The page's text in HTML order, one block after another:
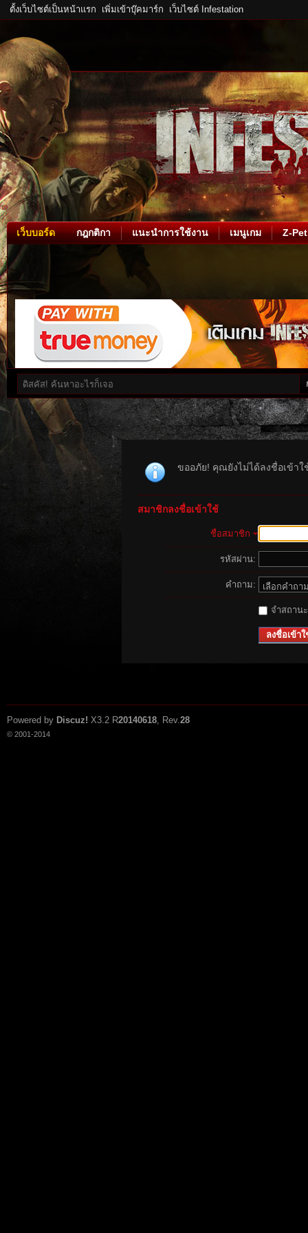
ตั้งเว็บไซต์เป็นหน้าแรก เพิ่มเข้าบุ๊คมาร์ก เว็บไซต์ Infestation
เว็บบอร์ด กฎกติกา แนะนำการใช้งาน เมนูเกม Z-Pet
ขออภัย! คุณยังไม่ได้ลงชื่อเข้า
สมาชิกลงชื่อเข้าใช้
ชื่อสมาชิก
รหัสผ่าน:
คำถาม:
จำสถาน
ลงชื่อเข้าใ
Powered by Discuz! X3.2 R20140618, Rev.28
© 2001-2014